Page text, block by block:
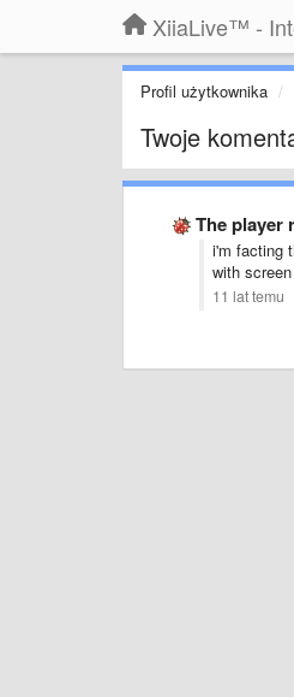
XiiaLive™ -
Profil użytkownika
Twoje
The player
i'm facting
with
11 lat temu